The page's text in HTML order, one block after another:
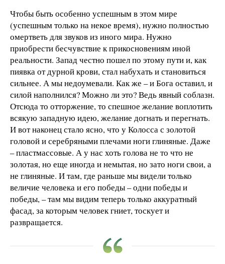
Чтобы быть особенно успешным в этом мире
(успешным только на некое время), нужно полностью
омертветь для звуков из иного мира. Нужно
приобрести бесчувствие к прикосновениям иной
реальности. Запад честно пошел по этому пути и, как
пиявка от дурной крови, стал набухать и становиться
сильнее. А мы недоумевали. Как же – и Бога оставил, и
силой наполнился? Можно ли это? Ведь явный соблазн.
Отсюда то отторжение, то спешное желание воплотить
всякую западную идею, желание догнать и перегнать.
И вот наконец стало ясно, что у Колосса с золотой
головой и серебряными плечами ноги глиняные. Даже
– пластмассовые. А у нас хоть голова не то что не
золотая, но еще иногда и немытая, но зато ноги свои, а
не глиняные. И там, где раньше мы видели только
величие человека и его победы – одни победы и
победы, – там мы видим теперь только аккуратный
фасад, за которым человек гниет, тоскует и
развращается.